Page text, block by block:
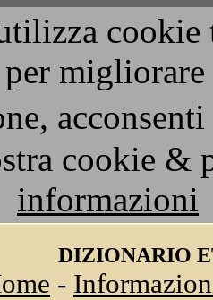
cookie &
informazioni
DIZIONARIO
-